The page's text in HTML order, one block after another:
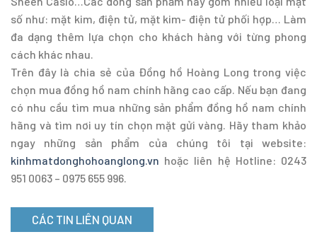
số như: mặt kim, điện tử, mặt kim- điện tử phối hợp… Làm
đa dạng thêm lựa chọn cho khách hàng với từng phong
cách khác nhau.
Trên đây là chia sẻ của Đồng hồ Hoàng Long trong việc
chọn mua đồng hồ nam chính hãng cao cấp. Nếu bạn đang
có nhu cầu tìm mua những sản phẩm đồng hồ nam chính
hãng và tìm nơi uy tín chọn mặt gửi vàng. Hãy tham khảo
ngay những sản phẩm của chúng tôi tại website:
kinhmatdonghohoanglong.vn hoặc liên hệ Hotline: 0243
951 0063 – 0975 655 996.
CÁC TIN LIÊN QUAN